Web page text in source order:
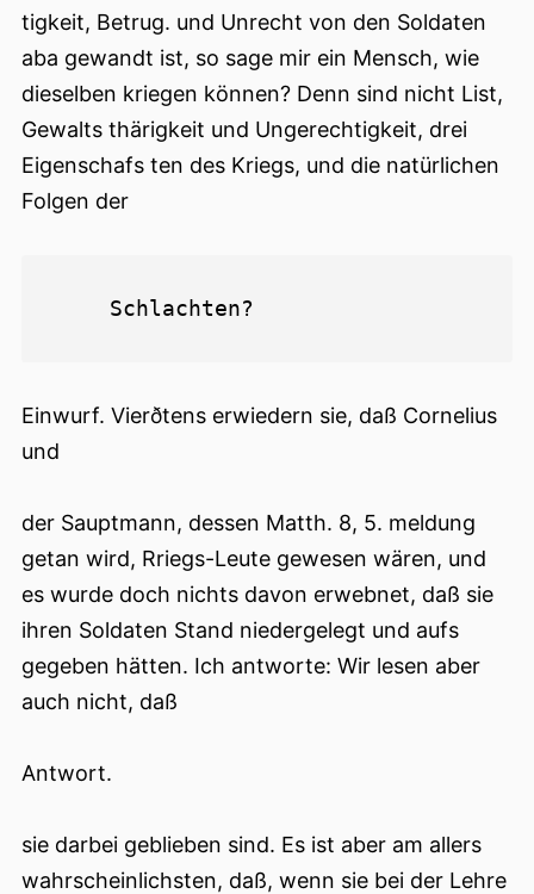
tigkeit, Betrug. und Unrecht von den Soldaten
aba gewandt ist, so sage mir ein Mensch, wie
dieselben kriegen können? Denn sind nicht List,
Gewalts thärigkeit und Ungerechtigkeit, drei
Eigenschafs ten des Kriegs, und die natürlichen
Folgen der
Einwurf. Vierðtens erwiedern sie, daß Cornelius
und
der Sauptmann, dessen Matth. 8, 5. meldung
getan wird, Rriegs-Leute gewesen wären, und
es wurde doch nichts davon erwebnet, daß sie
ihren Soldaten Stand niedergelegt und aufs
gegeben hätten. Ich antworte: Wir lesen aber
auch nicht, daß
Antwort.
sie darbei geblieben sind. Es ist aber am allers
wahrscheinlichsten, daß, wenn sie bei der Lehre